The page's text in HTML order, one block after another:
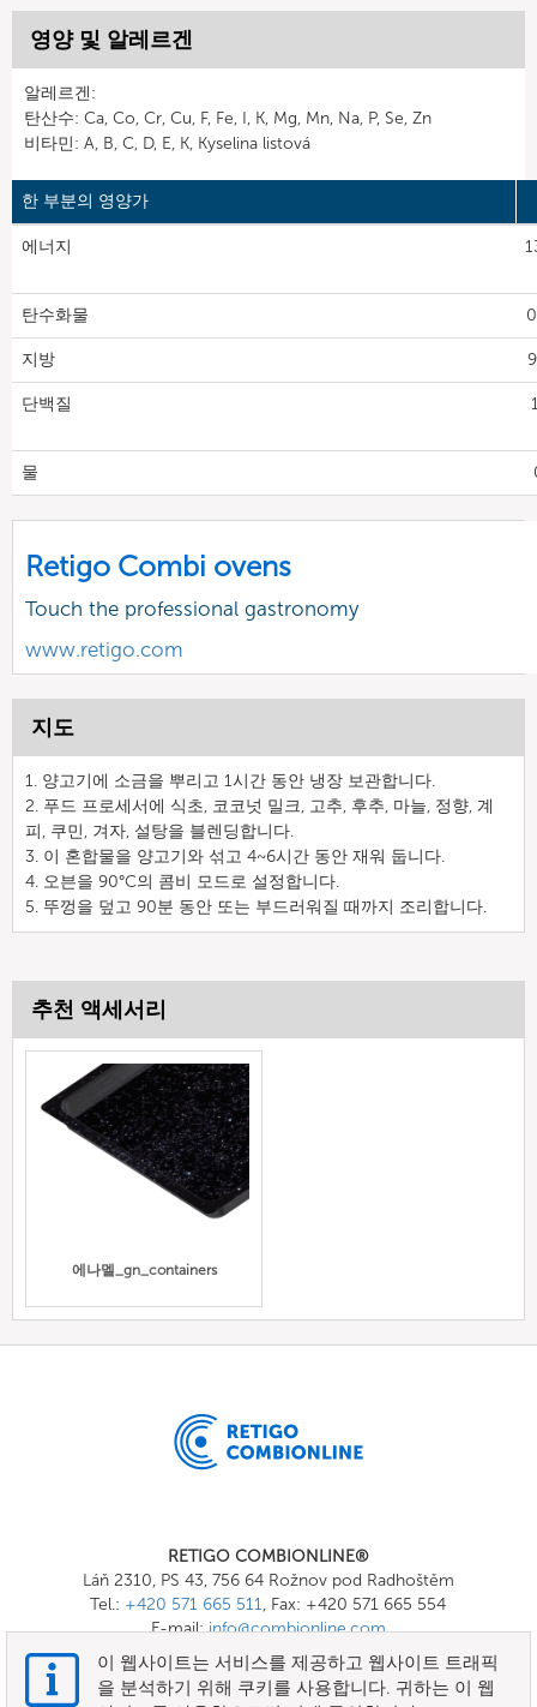
영양 및 알레르겐
알레르겐:
탄산수: Ca, Co, Cr, Cu, F, Fe, I, K, Mg, Mn, Na, P, Se, Zn
비타민: A, B, C, D, E, K, Kyselina listová
한 부분의 영양가
에너지
탄수화물
지방
단백질
물
Retigo Combi ovens
Touch the professional gastronomy
www.retigo.com
지도
1. 양고기에 소금을 뿌리고 1시간 동안 냉장 보관합니다.
2. 푸드 프로세서에 식초, 코코넛 밀크, 고추, 후추, 마늘, 정향, 계
피, 쿠민, 겨자, 설탕을 블렌딩합니다.
3. 이 혼합물을 양고기와 섞고 4~6시간 동안 재워 둡니다.
4. 오븐을 90°C의 콤비 모드로 설정합니다.
5. 뚜껑을 덮고 90분 동안 또는 부드러워질 때까지 조리합니다.
추천 액세서리
에나멜_gn_containers
RETIGO COMBIONLINE®
Láň 2310, PS 43, 756 64 Rožnov pod Radhoštěm
Tel.: +420 571 665 511, Fax: +420 571 665 554
E-mail:info@combionline.com
이 웹사이트는 서비스를 제공하고 웹사이트 트래픽
을 분석하기 위해 쿠키를 사용합니다. 귀하는 이 웹